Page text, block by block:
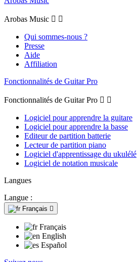
Arobas Music  
Qui sommes-nous ?
Presse
Aide
Affiliation
Fonctionnalités de Guitar Pro
Fonctionnalités de Guitar Pro  
Logiciel pour apprendre la guitare
Logiciel pour apprendre la basse
Editeur de partition batterie
Lecteur de partition piano
Logiciel d'apprentissage du ukulélé
Logiciel de notation musicale
Langues
Langue :
Français 
Français
English
Español